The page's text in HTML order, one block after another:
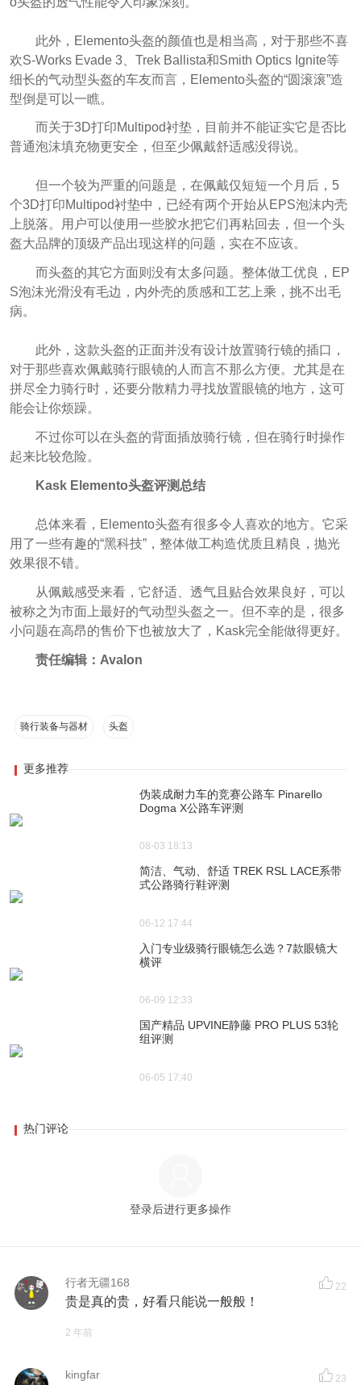
此外，Elemento头盔的颜值也是相当高，对于那些不喜
欢S-Works Evade 3、Trek Ballista和Smith Optics Ignite等
细长的气动型头盔的车友而言，Elemento头盔的“圆滚滚”造
型倒是可以一瞧。
而关于3D打印Multipod衬垫，目前并不能证实它是否比
普通泡沫填充物更安全，但至少佩戴舒适感没得说。
但一个较为严重的问题是，在佩戴仅短短一个月后，5
个3D打印Multipod衬垫中，已经有两个开始从EPS泡沫内壳
上脱落。用户可以使用一些胶水把它们再粘回去，但一个头
盔大品牌的顶级产品出现这样的问题，实在不应该。
而头盔的其它方面则没有太多问题。整体做工优良，EP
S泡沫光滑没有毛边，内外壳的质感和工艺上乘，挑不出毛
病。
此外，这款头盔的正面并没有设计放置骑行镜的插口，
对于那些喜欢佩戴骑行眼镜的人而言不那么方便。尤其是在
拼尽全力骑行时，还要分散精力寻找放置眼镜的地方，这可
能会让你烦躁。
不过你可以在头盔的背面插放骑行镜，但在骑行时操作
起来比较危险。
Kask Elemento头盔评测总结
总体来看，Elemento头盔有很多令人喜欢的地方。它采
用了一些有趣的“黑科技”，整体做工构造优质且精良，抛光
效果很不错。
从佩戴感受来看，它舒适、透气且贴合效果良好，可以
被称之为市面上最好的气动型头盔之一。但不幸的是，很多
小问题在高昂的售价下也被放大了，Kask完全能做得更好。
责任编辑：Avalon
骑行装备与器材 头盔
更多推荐
伪装成耐力车的竞赛公路车 Pinarello
Dogma X公路车评测
08-03 18:13
简洁、气动、舒适 TREK RSL LACE系带
式公路骑行鞋评测
06-12 17:44
入门专业级骑行眼镜怎么选？7款眼镜大
横评
06-09 12:33
国产精品 UPVINE静藤 PRO PLUS 53轮
组评测
06-05 17:40
热门评论
登录后进行更多操作
行者无疆168 22
贵是真的贵，好看只能说一般般！
2 年前
kingfar 23